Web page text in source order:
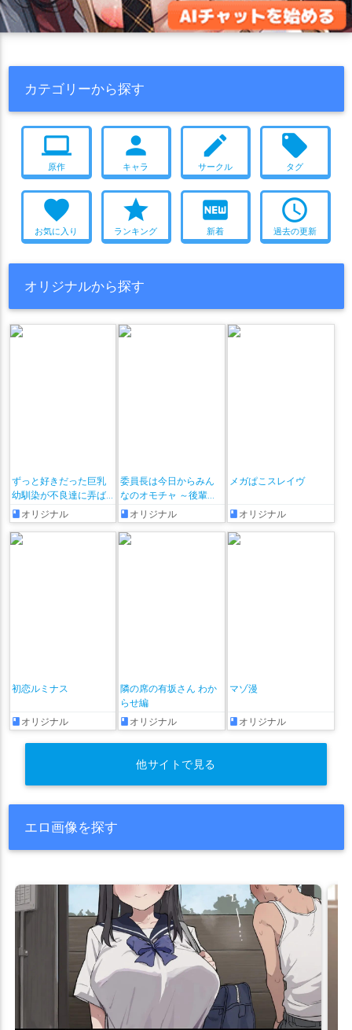
カテゴリーから探す
computer
原作
person
キャラ
create
サークル
local_offer
タグ
favorite
お気に入り
star
ランキング
fiber_new
新着
access_time
過去の更新
オリジナルから探す
ずっと好きだった巨乳
幼馴染が不良達に弄ば
れた七日間 その後
オリジナル
委員長は今日からみん
なのオモチャ ～後輩に
全部晒されちゃう編♡
～ + おまけ漫画♡
オリジナル
メガぱこスレイヴ
オリジナル
初恋ルミナス
オリジナル
隣の席の有坂さん わか
らせ編
オリジナル
マゾ漫
オリジナル
他サイトで見る
エロ画像を探す